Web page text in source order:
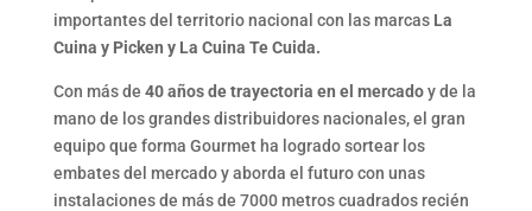
importantes del territorio nacional con las marcas La
Cuina y Picken y La Cuina Te Cuida.
Con más de 40 años de trayectoria en el mercadoy de la
mano de los grandes distribuidores nacionales, el gran
equipo que forma Gourmet ha logrado sortear los
embates del mercado y aborda el futuro con unas
instalaciones de más de 7000 metros cuadrados recién